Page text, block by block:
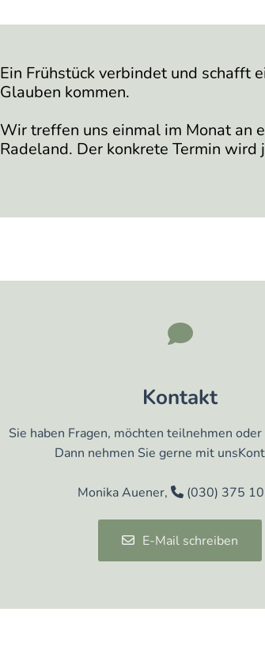
Ein Frühstück verbindet und schafft
Glauben kommen.
Wir treffen uns einmal im Monat an
Radeland. Der konkrete Termin

Kontakt
Sie haben Fragen, möchten teilnehmen
Dann nehmen Sie gerne mit
Monika Auener, (030) 375
E-Mail schreiben